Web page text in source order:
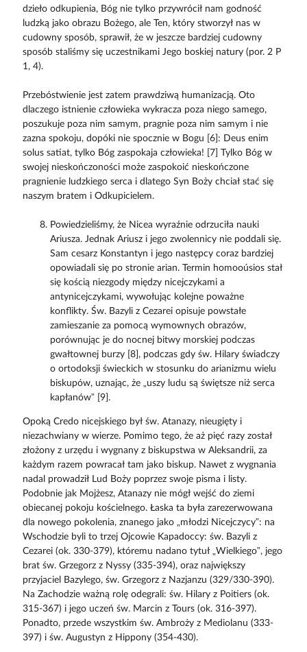
dzieło odkupienia, Bóg nie tylko przywrócił nam godność
ludzką jako obrazu Bożego, ale Ten, który stworzył nas w
cudowny sposób, sprawił, że w jeszcze bardziej cudowny
sposób staliśmy się uczestnikami Jego boskiej natury (por. 2 P
1, 4).
Przebóstwienie jest zatem prawdziwą humanizacją. Oto
dlaczego istnienie człowieka wykracza poza niego samego,
poszukuje poza nim samym, pragnie poza nim samym i nie
zazna spokoju, dopóki nie spocznie w Bogu [6]: Deus enim
solus satiat, tylko Bóg zaspokaja człowieka! [7] Tylko Bóg w
swojej nieskończoności może zaspokoić nieskończone
pragnienie ludzkiego serca i dlatego Syn Boży chciał stać się
naszym bratem i Odkupicielem.
Powiedzieliśmy, że Nicea wyraźnie odrzuciła nauki
Ariusza. Jednak Ariusz i jego zwolennicy nie poddali się.
Sam cesarz Konstantyn i jego następcy coraz bardziej
opowiadali się po stronie arian. Termin homooúsios stał
się kością niezgody między nicejczykami a
antynicejczykami, wywołując kolejne poważne
konflikty. Św. Bazyli z Cezarei opisuje powstałe
zamieszanie za pomocą wymownych obrazów,
porównując je do nocnej bitwy morskiej podczas
gwałtownej burzy [8], podczas gdy św. Hilary świadczy
o ortodoksji świeckich w stosunku do arianizmu wielu
biskupów, uznając, że „uszy ludu są świętsze niż serca
kapłanów” [9].
Opoką Credo nicejskiego był św. Atanazy, nieugięty i
niezachwiany w wierze. Pomimo tego, że aż pięć razy został
złożony z urzędu i wygnany z biskupstwa w Aleksandrii, za
każdym razem powracał tam jako biskup. Nawet z wygnania
nadal prowadził Lud Boży poprzez swoje pisma i listy.
Podobnie jak Mojżesz, Atanazy nie mógł wejść do ziemi
obiecanej pokoju kościelnego. Łaska ta była zarezerwowana
dla nowego pokolenia, znanego jako „młodzi Nicejczycy”: na
Wschodzie byli to trzej Ojcowie Kapadoccy: św. Bazyli z
Cezarei (ok. 330-379), któremu nadano tytuł „Wielkiego”, jego
brat św. Grzegorz z Nyssy (335-394), oraz największy
przyjaciel Bazylego, św. Grzegorz z Nazjanzu (329/330-390).
Na Zachodzie ważną rolę odegrali: św. Hilary z Poitiers (ok.
315-367) i jego uczeń św. Marcin z Tours (ok. 316-397).
Ponadto, przede wszystkim św. Ambroży z Mediolanu (333-
397) i św. Augustyn z Hippony (354-430).